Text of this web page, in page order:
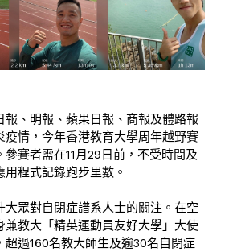
報、明報、蘋果日報、商報及體路報
疫情，今年香港教育大學周年越野賽
賽者需在11月29日前，不受時間及
程式記錄跑步里數。
大眾對自閉症譜系人士的關注。在空
兼教大「精英運動員友好大學」大使
超過160名教大師生及逾30名自閉症